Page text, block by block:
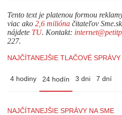
Tento text je platenou formou
viac ako 2,6 milióna čitateľov
nájdete TU. Kontakt:
227.
NAJČÍTANEJŠIE TLAČOVÉ SPRÁVY
4 hodiny 24 hodín 3 dni 7 dní
NAJČÍTANEJŠIE SPRÁVY NA SME